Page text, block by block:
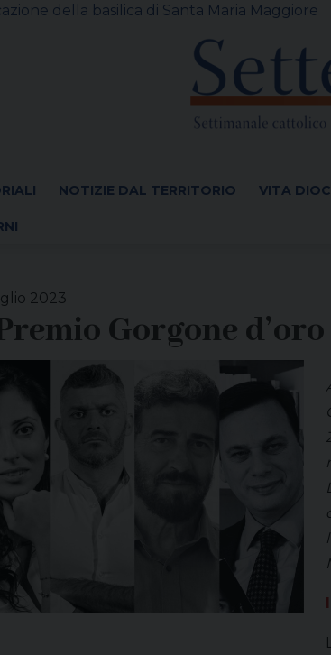
della basilica di Santa Maria Maggiore
NOTIZIE DAL TERRITORIO VITA
2023
Gorgone d’oro